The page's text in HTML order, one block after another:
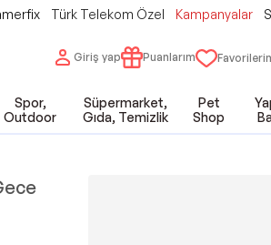
Türk Telekom Özel Kampanyalar
Giriş yap Puanlarım
Spor,
Outdoor
Süpermarket,
Gıda, Temizlik
Pet
Shop